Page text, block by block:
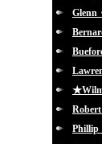
Glenn
Phillip